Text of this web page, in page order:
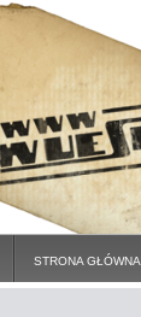
STRONA GŁÓWNA